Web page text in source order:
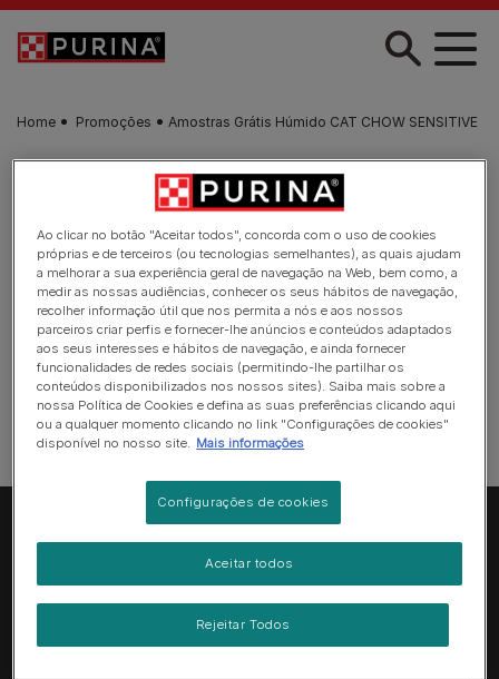
Skip to main content
Home Promoções Amostras Grátis Húmido CAT CHOW SENSITIVE
Ao clicar no botão "Aceitar todos", concorda com o uso de cookies
próprias e de terceiros (ou tecnologias semelhantes), as quais ajudam
a melhorar a sua experiência geral de navegação na Web, bem como, a
medir as nossas audiências, conhecer os seus hábitos de navegação,
recolher informação útil que nos permita a nós e aos nossos
parceiros criar perfis e fornecer-lhe anúncios e conteúdos adaptados
aos seus interesses e hábitos de navegação, e ainda fornecer
funcionalidades de redes sociais (permitindo-lhe partilhar os
conteúdos disponibilizados nos nossos sites). Saiba mais sobre a
nossa Política de Cookies e defina as suas preferências clicando aqui
ou a qualquer momento clicando no link "Configurações de cookies"
disponível no nosso site. Mais informações
Configurações de cookies
Rejeitar Todos
Aceitar todos